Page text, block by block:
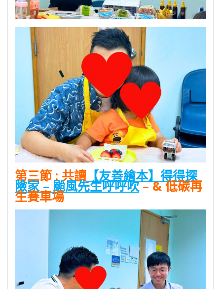
第三節:共讀 【友善繪本】得得探
險家 – 颱風先生呼呼吹– & 低碳再
生賽車場